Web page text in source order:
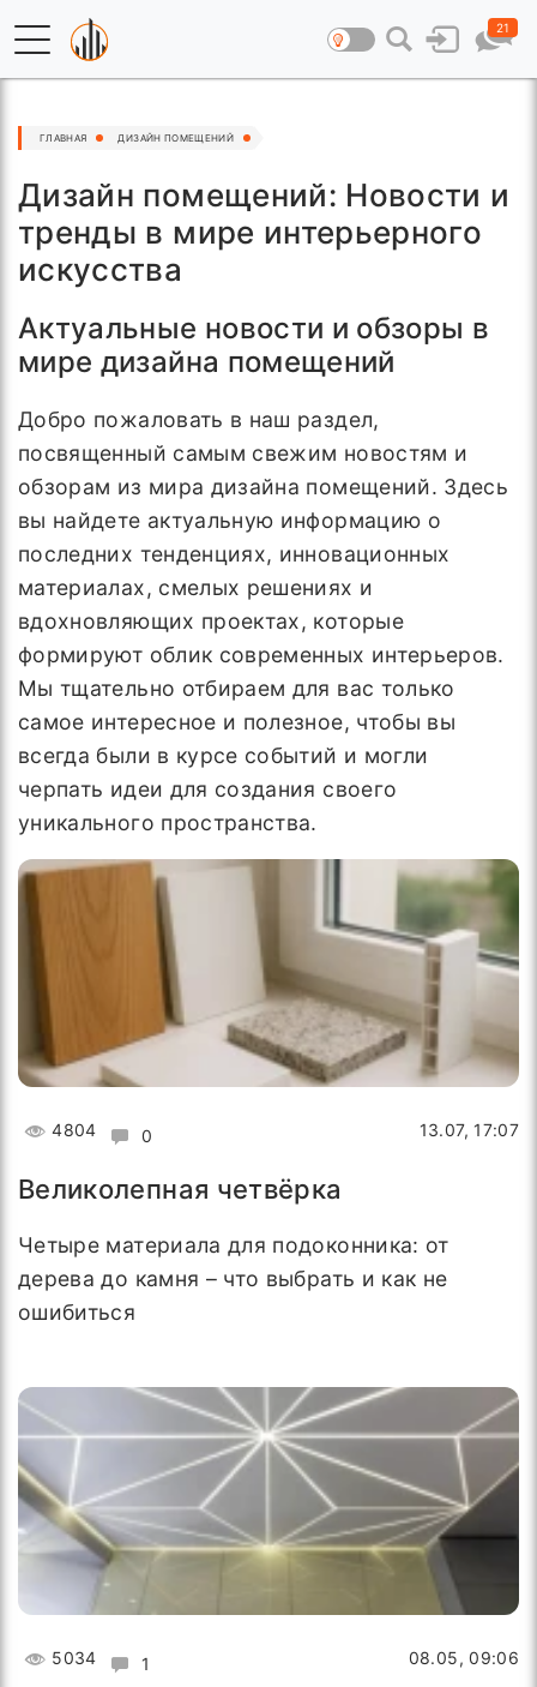
21
ГЛАВНАЯ ДИЗАЙН ПОМЕЩЕНИЙ
Дизайн помещений: Новости и
тренды в мире интерьерного
искусства
Актуальные новости и обзоры в
мире дизайна помещений
Добро пожаловать в наш раздел,
посвященный самым свежим новостям и
обзорам из мира дизайна помещений. Здесь
вы найдете актуальную информацию о
последних тенденциях, инновационных
материалах, смелых решениях и
вдохновляющих проектах, которые
формируют облик современных интерьеров.
Мы тщательно отбираем для вас только
самое интересное и полезное, чтобы вы
всегда были в курсе событий и могли
черпать идеи для создания своего
уникального пространства.
4804 0 13.07, 17:07
Великолепная четвёрка
Четыре материала для подоконника: от
дерева до камня – что выбрать и как не
ошибиться
5034 1 08.05, 09:06